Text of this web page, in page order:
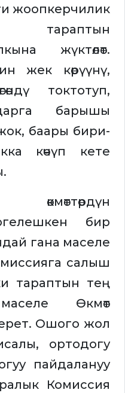
жоопкерчилик
жүктөлөт.
жек көрүүнү,
токтотуп,
барышы
баары бири-
көчүп кете
бир
гана маселе
салыш
тараптын тең
Өкмөт
Ошого жол
ортодогу
пайдалануу
Комиссия